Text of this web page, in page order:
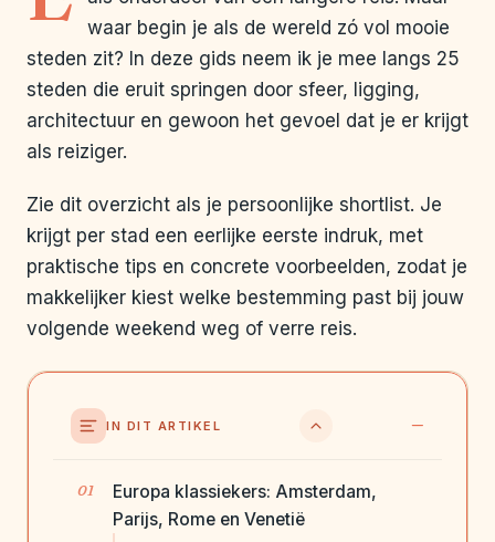
waar begin je als de wereld zó vol mooie
steden zit? In deze gids neem ik je mee langs 25
steden die eruit springen door sfeer, ligging,
architectuur en gewoon het gevoel dat je er krijgt
als reiziger.
Zie dit overzicht als je persoonlijke shortlist. Je
krijgt per stad een eerlijke eerste indruk, met
praktische tips en concrete voorbeelden, zodat je
makkelijker kiest welke bestemming past bij jouw
volgende weekend weg of verre reis.
IN DIT ARTIKEL
Europa klassiekers: Amsterdam,
Parijs, Rome en Venetië